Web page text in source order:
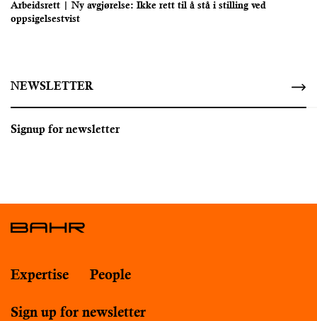
Arbeidsrett | Ny avgjørelse: Ikke rett til å stå i stilling ved
oppsigelsestvist
NEWSLETTER
Signup for newsletter
Expertise People
Sign up for newsletter